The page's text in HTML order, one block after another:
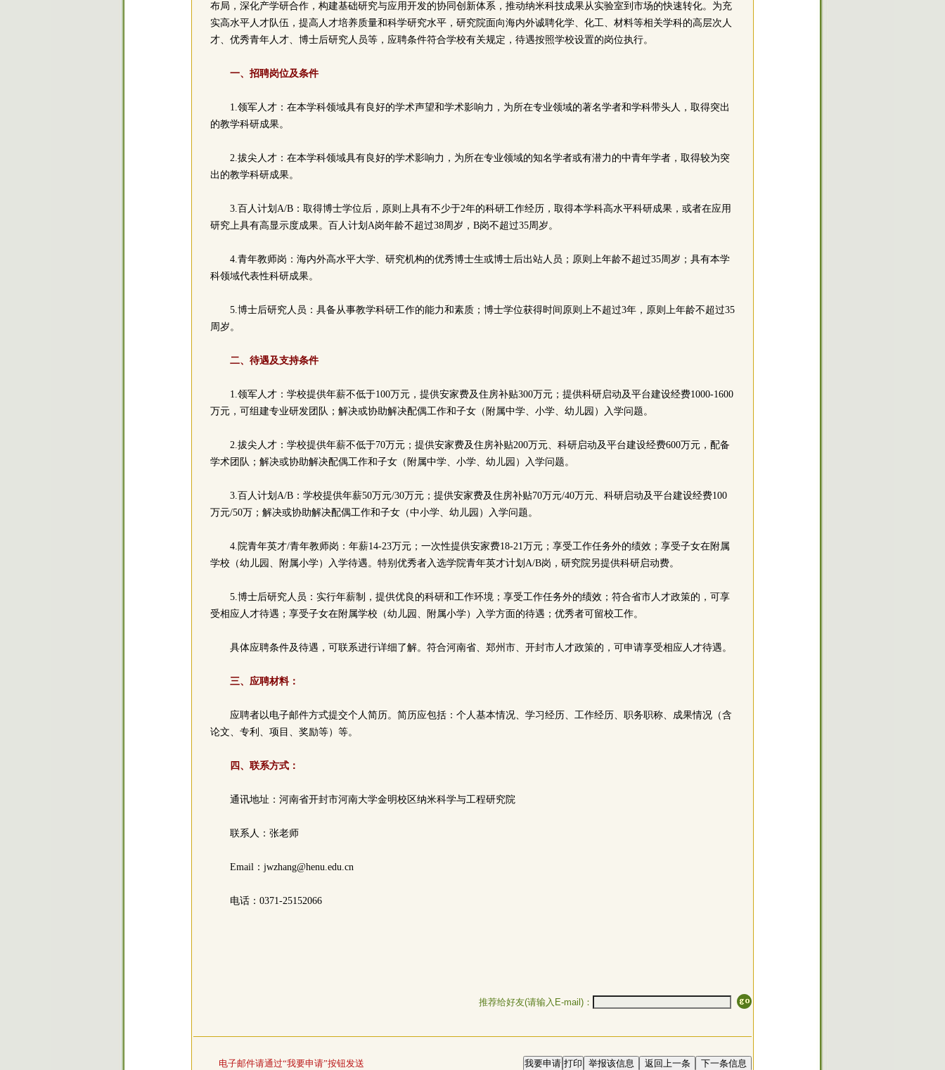
布局，深化产学研合作，构建基础研究与应用开发的协同创新体系，推动纳米科技成果从实验室到市场的快速转化。为充
实高水平人才队伍，提高人才培养质量和科学研究水平，研究院面向海内外诚聘化学、化工、材料等相关学科的高层次人
才、优秀青年人才、博士后研究人员等，应聘条件符合学校有关规定，待遇按照学校设置的岗位执行。
一、招聘岗位及条件
1.领军人才：在本学科领域具有良好的学术声望和学术影响力，为所在专业领域的著名学者和学科带头人，取得突出
的教学科研成果。
2.拔尖人才：在本学科领域具有良好的学术影响力，为所在专业领域的知名学者或有潜力的中青年学者，取得较为突
出的教学科研成果。
3.百人计划A/B：取得博士学位后，原则上具有不少于2年的科研工作经历，取得本学科高水平科研成果，或者在应用
研究上具有高显示度成果。百人计划A岗年龄不超过38周岁，B岗不超过35周岁。
4.青年教师岗：海内外高水平大学、研究机构的优秀博士生或博士后出站人员；原则上年龄不超过35周岁；具有本学
科领域代表性科研成果。
5.博士后研究人员：具备从事教学科研工作的能力和素质；博士学位获得时间原则上不超过3年，原则上年龄不超过35
周岁。
二、待遇及支持条件
1.领军人才：学校提供年薪不低于100万元，提供安家费及住房补贴300万元；提供科研启动及平台建设经费1000-1600
万元，可组建专业研发团队；解决或协助解决配偶工作和子女（附属中学、小学、幼儿园）入学问题。
2.拔尖人才：学校提供年薪不低于70万元；提供安家费及住房补贴200万元、科研启动及平台建设经费600万元，配备
学术团队；解决或协助解决配偶工作和子女（附属中学、小学、幼儿园）入学问题。
3.百人计划A/B：学校提供年薪50万元/30万元；提供安家费及住房补贴70万元/40万元、科研启动及平台建设经费100
万元/50万；解决或协助解决配偶工作和子女（中小学、幼儿园）入学问题。
4.院青年英才/青年教师岗：年薪14-23万元；一次性提供安家费18-21万元；享受工作任务外的绩效；享受子女在附属
学校（幼儿园、附属小学）入学待遇。特别优秀者入选学院青年英才计划A/B岗，研究院另提供科研启动费。
5.博士后研究人员：实行年薪制，提供优良的科研和工作环境；享受工作任务外的绩效；符合省市人才政策的，可享
受相应人才待遇；享受子女在附属学校（幼儿园、附属小学）入学方面的待遇；优秀者可留校工作。
具体应聘条件及待遇，可联系进行详细了解。符合河南省、郑州市、开封市人才政策的，可申请享受相应人才待遇。
三、应聘材料：
应聘者以电子邮件方式提交个人简历。简历应包括：个人基本情况、学习经历、工作经历、职务职称、成果情况（含
论文、专利、项目、奖励等）等。
四、联系方式：
通讯地址：河南省开封市河南大学金明校区纳米科学与工程研究院
联系人：张老师
Email：jwzhang@henu.edu.cn
电话：0371-25152066
推荐给好友(请输入E-mail)：
电子邮件请通过“我要申请”按钮发送